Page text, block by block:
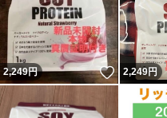
2,249円 いいね！
2,249円